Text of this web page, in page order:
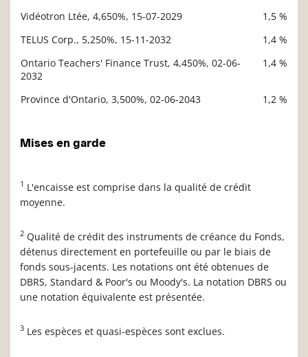
Vidéotron Ltée, 4,650%, 15-07-2029
1,5 %
TELUS Corp., 5,250%, 15-11-2032
1,4 %
Ontario Teachers' Finance Trust, 4,450%, 02-06-
2032
1,4 %
Province d'Ontario, 3,500%, 02-06-2043 1,2 %
Mises en garde
1 L'encaisse est comprise dans la qualité de crédit
moyenne.
2 Qualité de crédit des instruments de créance du Fonds,
détenus directement en portefeuille ou par le biais de
fonds sous-jacents. Les notations ont été obtenues de
DBRS, Standard & Poor's ou Moody's. La notation DBRS ou
une notation équivalente est présentée.
3 Les espèces et quasi-espèces sont exclues.